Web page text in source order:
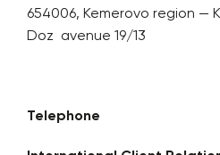
654006, Kemerovo region —
Doz avenue 19/13
Telephone